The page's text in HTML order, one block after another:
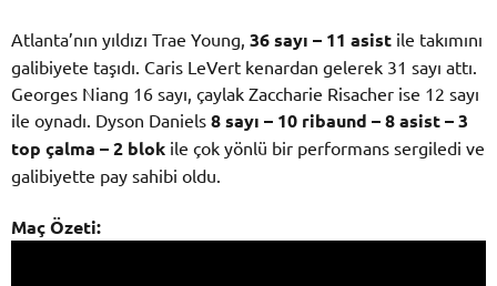
Atlanta’nın yıldızı Trae Young, 36 sayı – 11 asist ile takımını
galibiyete taşıdı. Caris LeVert kenardan gelerek 31 sayı attı.
Georges Niang 16 sayı, çaylak Zaccharie Risacher ise 12 sayı
ile oynadı. Dyson Daniels 8 sayı – 10 ribaund – 8 asist – 3
top çalma – 2 blok ile çok yönlü bir performans sergiledi ve
galibiyette pay sahibi oldu.
Maç Özeti: